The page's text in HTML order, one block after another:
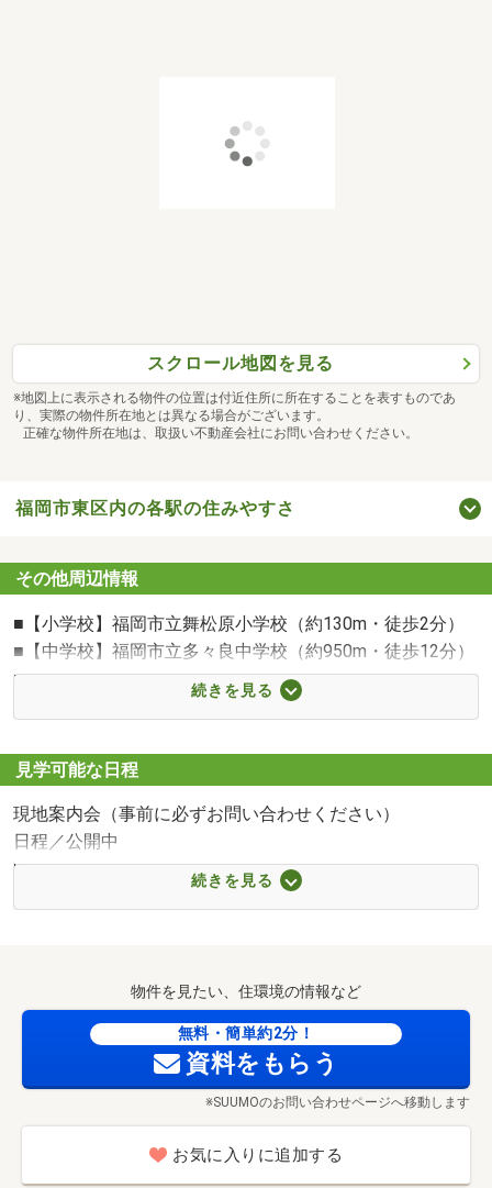
・車のローンもあるのに・・・。
・個人事業主で確定申告しているけど・・・。
スクロール地図を見る
※地図上に表示される物件の位置は付近住所に所在することを表すものであ
り、実際の物件所在地とは異なる場合がございます。
正確な物件所在地は、取扱い不動産会社にお問い合わせください。
福岡市東区内の各駅の住みやすさ
その他周辺情報
■【小学校】福岡市立舞松原小学校（約130m・徒歩2分）
■【中学校】福岡市立多々良中学校（約950m・徒歩12分）
■【ショッピングセンター】えきマチ1丁目千早（約
ス店（約1629m・徒歩21分）
■【ショッピングセンター】ファッションセンターしまむ
ら八田店（約2063m・徒歩26分）
■【スーパー】FCO・OP舞松原店（約729m・徒歩10分）
■【スーパー】サニー舞松原店（約805m・徒歩11分）
■【スーパー】にしてつストアレガネット千早（約
■【コンビニ】ミニストップ福岡香椎6丁目店（約1321m・
徒歩17分）
■【ドラッグストア】大賀薬局舞松原店（約356m・徒歩5
■【ドラッグストア】セガミ薬品舞松原店（約992m・徒歩
■【ホームセンター】エディオン柴田家電（約596m・徒歩
続きを見る
見学可能な日程
現地案内会（事前に必ずお問い合わせください）
日程／公開中
時間／9:00～20:00
◆◇◆とまとリビング案内コース◆◇◆
現地集合でも、自宅までお迎えでもOK♪
●〇●お子さんの対応もお任せください●〇●
・魚釣りゲームも大好評♪
続きを見る
物件を見たい、住環境の情報など
無料・簡単約2分！
資料をもらう
※SUUMOのお問い合わせページへ移動します
お気に入りに追加する